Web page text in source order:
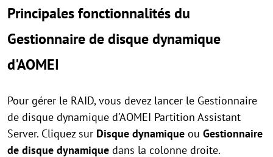
Principales fonctionnalités du
Gestionnaire de disque dynamique
d'AOMEI
Pour gérer le RAID, vous devez lancer le Gestionnaire
de disque dynamique d'AOMEI Partition Assistant
Server. Cliquez sur Disque dynamique ou Gestionnaire
de disque dynamique dans la colonne droite.